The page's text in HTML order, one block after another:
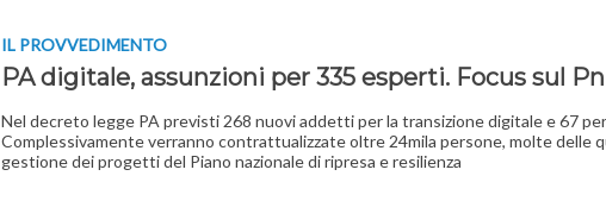
IL PROVVEDIMENTO
PA digitale, assunzioni per 335 esperti. Focus sul
Nel decreto legge PA previsti 268 nuovi addetti per la transizione digitale e 67
Complessivamente verranno contrattualizzate oltre 24mila persone, molte delle
gestione dei progetti del Piano nazionale di ripresa e resilienza